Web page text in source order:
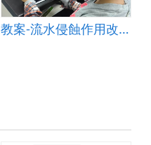
教案-流水侵蝕作用改變地貌&amp;mdash;以峽谷為例